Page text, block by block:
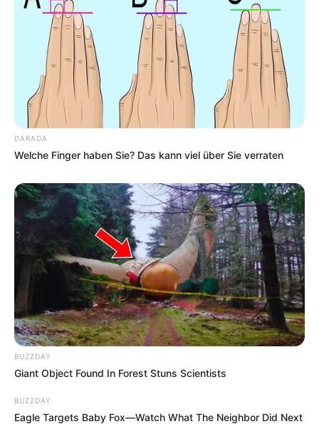
DARADA
Welche Finger haben Sie? Das kann viel über Sie verraten
BUZZDAY
Giant Object Found In Forest Stuns Scientists
BUZZDAY
Eagle Targets Baby Fox—Watch What The Neighbor Did Next